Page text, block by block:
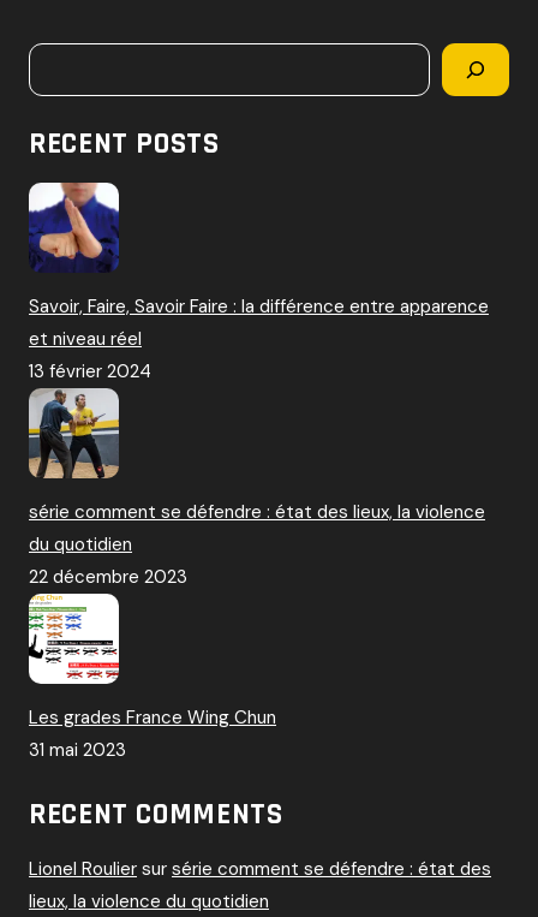
r
Rechercher
RECENT POSTS
Savoir, Faire, Savoir Faire : la différence entre apparence
et niveau réel
13 février 2024
série comment se défendre : état des lieux, la violence
du quotidien
22 décembre 2023
Les grades France Wing Chun
31 mai 2023
RECENT COMMENTS
Lionel Roulier sur série comment se défendre : état des
lieux, la violence du quotidien